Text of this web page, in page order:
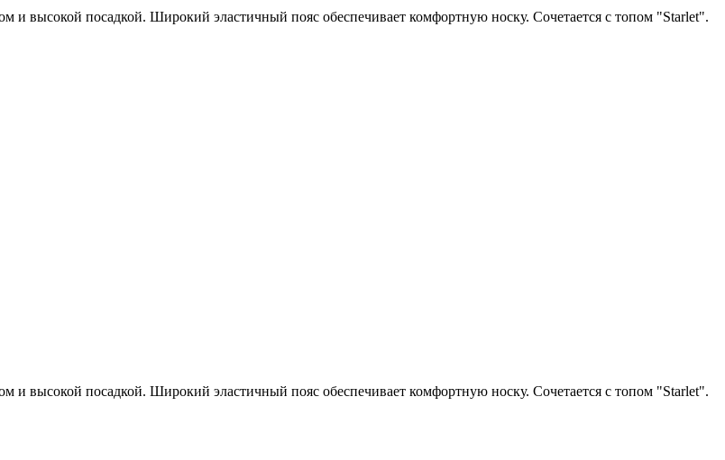
и высокой посадкой. Широкий эластичный пояс обеспечивает комфортную носку. Сочетается с топом "Starlet".
и высокой посадкой. Широкий эластичный пояс обеспечивает комфортную носку. Сочетается с топом "Starlet".